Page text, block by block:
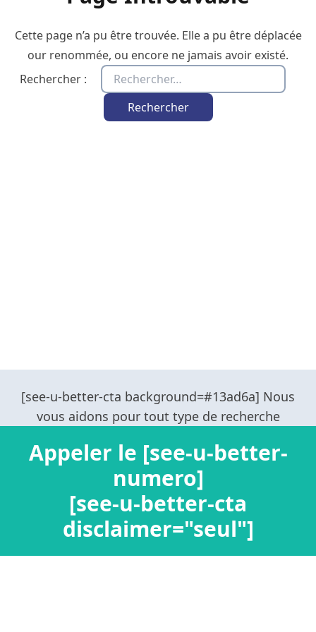
Cette page n’a pu être trouvée. Elle a pu être déplacée
our renommée, ou encore ne jamais avoir existé.
Rechercher :
Appeler le [see-u-better-
numero]
[see-u-better-cta
disclaimer="seul"]